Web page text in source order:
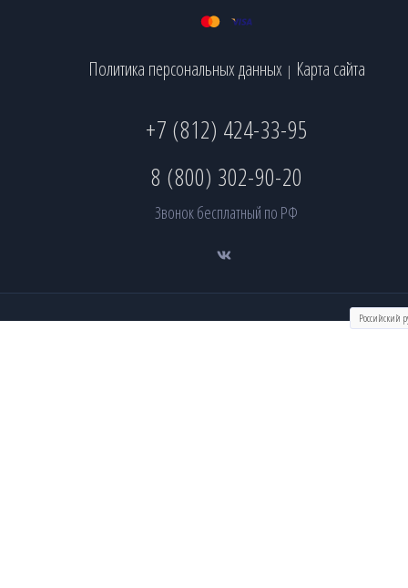
Политика персональных данных | Карта сайта
+7 (812) 424-33-95
8 (800) 302-90-20
Звонок бесплатный по РФ